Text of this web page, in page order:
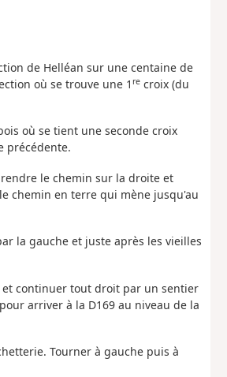
de Helléan sur une centaine de
où se trouve une 1 recroix (du
où se tient une seconde croix
précédente.
le chemin sur la droite et
chemin en terre qui mène jusqu'au
la gauche et juste après les vieilles
et continuer tout droit par un sentier
arriver à la D169 au niveau de la
Tourner à gauche puis à